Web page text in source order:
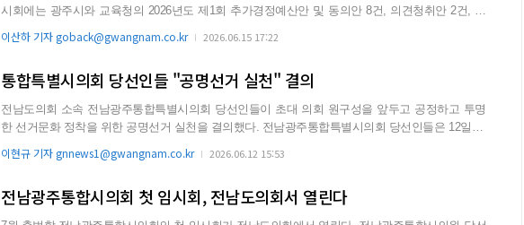
시회에는 광주시와 교육청의 2026년도 제1회 추가경정예산안 및 동의안 8건, 의견청취안 2건, 보
이산하 기자 goback@gwangnam.co.kr 2026.06.15 17:22
통합특별시의회 당선인들 "공명선거 실천" 결의
전남도의회 소속 전남광주통합특별시의회 당선인들이 초대 의회 원구성을 앞두고 공정하고 투명
한 선거문화 정착을 위한 공명선거 실천을 결의했다. 전남광주통합특별시의회 당선인들은 12일 결
이현규 기자 gnnews1@gwangnam.co.kr 2026.06.12 15:53
전남광주통합시의회 첫 임시회, 전남도의회서 열린다